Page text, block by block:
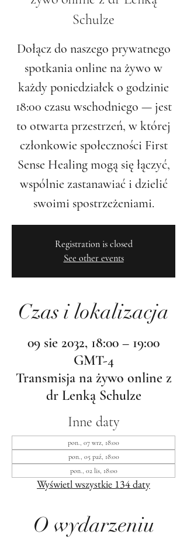
Schulze
Dołącz do naszego prywatnego
spotkania online na żywo w
każdy poniedziałek o godzinie
18:00 czasu wschodniego — jest
to otwarta przestrzeń, w której
członkowie społeczności First
Sense Healing mogą się łączyć,
wspólnie zastanawiać i dzielić
swoimi spostrzeżeniami.
Registration is closed
See other events
Czas i lokalizacja
09 sie 2032, 18:00 – 19:00
GMT-4
Transmisja na żywo online z
dr Lenką Schulze
Inne daty
pon., 07 wrz, 18:00
pon., 05 paź, 18:00
pon., 02 lis, 18:00
Wyświetl wszystkie 134 daty
O wydarzeniu